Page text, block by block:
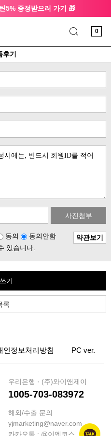
5% 증정받으러 가기 🎁
0
후기
사진첨부
동의 동의안함
약관보기
있습니다.
기
록
인정보처리방침 PC ver.
우리은행 · (주)와이앤제이
1005-703-083972
해외/수출 문의
yjmarketing@naver.com
카카오톡 : @이엔코스